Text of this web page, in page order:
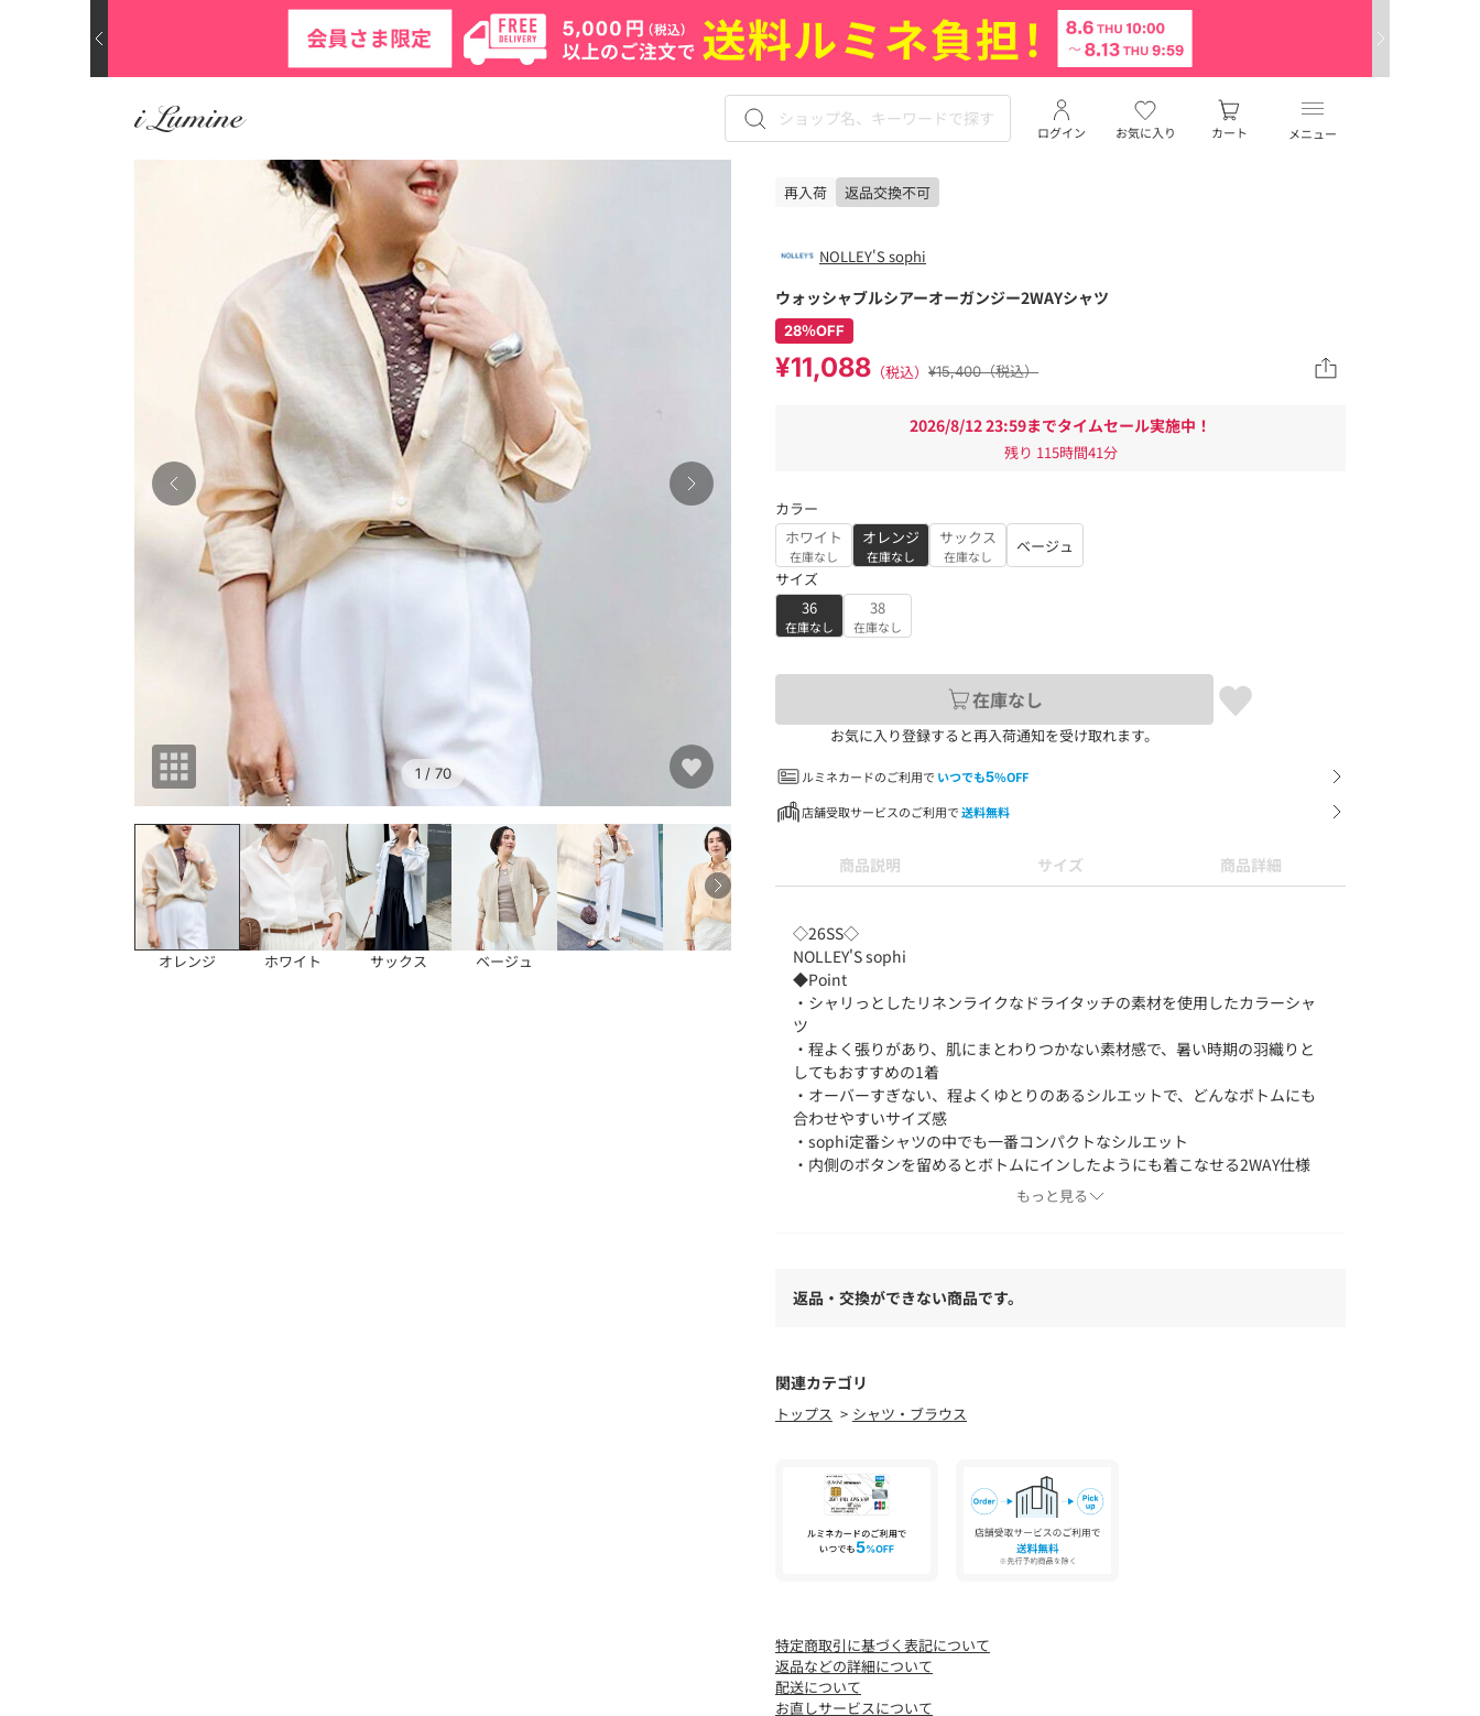
メニュー
お気に入り
ログイン カート
再入荷 返品交換不可
1 / 70
オレンジ ホワイト サックス ベージュ
NOLLEY'S sophi
ウォッシャブルシアーオーガンジー2WAYシャツ
28％OFF
¥11,088 （税込） ¥15,400（税込）
2026/8/12 23:59までタイムセール実施中！
残り 115時間41分
カラー
ホワイト
在庫なし
オレンジ
在庫なし
サックス
在庫なし
ベージュ
サイズ
36
在庫なし
38
在庫なし
在庫なし
お気に入り登録すると再入荷通知を受け取れます。
ルミネカードのご利用で いつでも5%OFF
店舗受取サービスのご利用で送料無料
商品説明 サイズ 商品詳細
◇26SS◇
NOLLEY'S sophi
◆Point
・シャリっとしたリネンライクなドライタッチの素材を使用したカラーシャ
ツ
・程よく張りがあり、肌にまとわりつかない素材感で、暑い時期の羽織りと
してもおすすめの1着
・オーバーすぎない、程よくゆとりのあるシルエットで、どんなボトムにも
合わせやすいサイズ感
・sophi定番シャツの中でも一番コンパクトなシルエット
・内側のボタンを留めるとボトムにインしたようにも着こなせる2WAY仕様
気になる商品は、お気に入り登録がオススメです！
※手洗い可
※店頭及び屋外での撮影画像は、光の当たり具合で色味が違って見える場合
お客様がご利用のモニターの設定及び特性により、実際の商品と比較し色味
に若干の誤差が生じる場合があります。
※画像の商品はサンプルとなりますので実際の商品と仕様、加工、サイズが
若干異なる場合がございます。
もっと見る
返品・交換ができない商品です。
関連カテゴリ
トップス シャツ・ブラウス
特定商取引に基づく表記について
返品などの詳細について
配送について
お直しサービスについて